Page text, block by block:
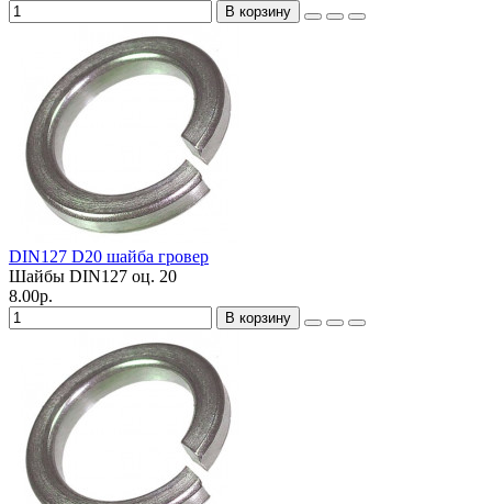
В корзину
DIN127 D20 шайба гровер
Шайбы DIN127 оц. 20
8.00р.
В корзину